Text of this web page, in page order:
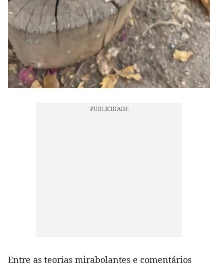
Entre as teorias mirabolantes e comentários